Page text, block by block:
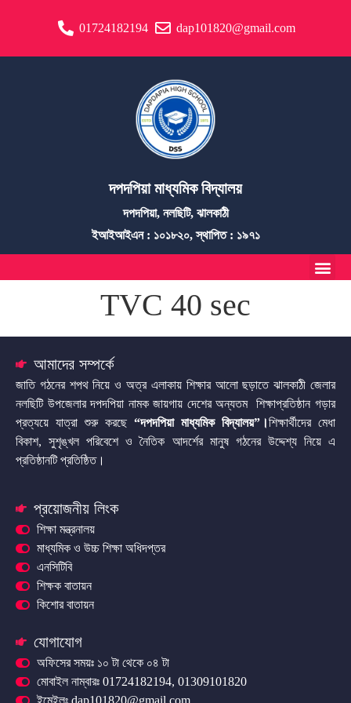
01724182194 dap101820@gmail.com
দপদপিয়া মাধ্যমিক বিদ্যালয়
দপদপিয়া, নলছিটি, ঝালকাঠী
ইআইআইএন : ১০১৮২০, স্থাপিত : ১৯৭১
TVC 40 sec
আমাদের সম্পর্কে
জাতি গঠনের শপথ নিয়ে ও অত্র এলাকায় শিক্ষার আলো ছড়াতে ঝালকাঠী জেলার
নলছিটি উপজেলার দপদপিয়া নামক জায়গায় দেশের অন্যতম শিক্ষাপ্রতিষ্ঠান গড়ার
প্রত্যয়ে যাত্রা শুরু করছে “দপদপিয়া মাধ্যমিক বিদ্যালয়” ।শিক্ষার্থীদের মেধা
বিকাশ, সুশৃঙ্খল পরিবেশে ও নৈতিক আদর্শের মানুষ গঠনের উদ্দেশ্য নিয়ে এ
প্রতিষ্ঠানটি প্রতিষ্ঠিত।
প্রয়োজনীয় লিংক
শিক্ষা মন্ত্রনালয়
মাধ্যমিক ও উচ্চ শিক্ষা অধিদপ্তর
এনসিটিবি
শিক্ষক বাতায়ন
কিশোর বাতায়ন
যোগাযোগ
অফিসের সময়ঃ ১০ টা থেকে ০৪ টা
মোবাইল নাম্বারঃ 01724182194, 01309101820